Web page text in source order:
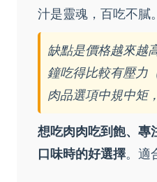
汁是靈魂，百吃不膩。
缺點是價格越來越
鐘吃得比較有壓力
肉品選項中規中矩
想吃肉肉吃到飽、專
口味時的好選擇。適